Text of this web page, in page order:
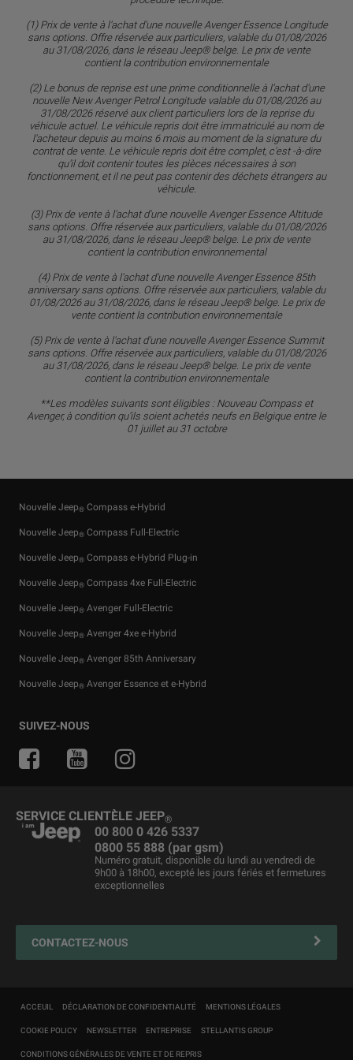
(1) Prix de vente à l'achat d'une nouvelle Avenger Essence Longitude
sans options. Offre réservée aux particuliers, valable du 01/08/2026
au 31/08/2026, dans le réseau Jeep® belge. Le prix de vente
contient la contribution environnementale
(2) Le bonus de reprise est une prime conditionnelle à l'achat d'une
nouvelle New Avenger Petrol Longitude valable du 01/08/2026 au
31/08/2026 réservé aux client particuliers lors de la reprise du
véhicule actuel. Le véhicule repris doit être immatriculé au nom de
l'acheteur depuis au moins 6 mois au moment de la signature du
contrat de vente. Le véhicule repris doit être complet, c'est -à-dire
qu'il doit contenir toutes les pièces nécessaires à son
fonctionnement, et il ne peut pas contenir des déchets étrangers au
véhicule.
(3) Prix de vente à l'achat d'une nouvelle Avenger Essence Altitude
sans options. Offre réservée aux particuliers, valable du 01/08/2026
au 31/08/2026, dans le réseau Jeep® belge. Le prix de vente
contient la contribution environnemental
(4) Prix de vente à l'achat d'une nouvelle Avenger Essence 85th
anniversary sans options. Offre réservée aux particuliers, valable du
01/08/2026 au 31/08/2026, dans le réseau Jeep® belge. Le prix de
vente contient la contribution environnementale
(5) Prix de vente à l'achat d'une nouvelle Avenger Essence Summit
sans options. Offre réservée aux particuliers, valable du 01/08/2026
au 31/08/2026, dans le réseau Jeep® belge. Le prix de vente
contient la contribution environnementale
**Les modèles suivants sont éligibles : Nouveau Compass et
Avenger, à condition qu’ils soient achetés neufs en Belgique entre le
01 juillet au 31 octobre
Nouvelle Jeep® Compass e-Hybrid
Nouvelle Jeep® Compass Full-Electric
Nouvelle Jeep® Compass e-Hybrid Plug-in
Nouvelle Jeep® Compass 4xe Full-Electric
Nouvelle Jeep® Avenger Full-Electric
Nouvelle Jeep® Avenger 4xe e-Hybrid
Nouvelle Jeep® Avenger 85th Anniversary
Nouvelle Jeep® Avenger Essence et e-Hybrid
Offres pour particuliers
Offres pour professionnelles
Services financiers
Private Lease
Véhicules d'occasion
Guide tout terrain
Le berceau du SUV
Accessoires d'origine
Offres du moment
Maintenance du véhicule
Assistance routière
4xe Plug-in Hybrid solutions de recharge et entretien
Carte de navigation
Customer first
Actualités
Jeep & Juventus
SUIVEZ-NOUS
SERVICE CLIENTÈLE JEEP®
00 800 0 426 5337
0800 55 888 (par gsm)
Numéro gratuit, disponible du lundi au vendredi de
9h00 à 18h00, excepté les jours fériés et fermetures
exceptionnelles
CONTACTEZ-NOUS
ACCEUIL DÉCLARATION DE CONFIDENTIALITÉ MENTIONS LÉGALES
COOKIE POLICY NEWSLETTER ENTREPRISE STELLANTIS GROUP
CONDITIONS GÉNÉRALES DE VENTE ET DE REPRIS